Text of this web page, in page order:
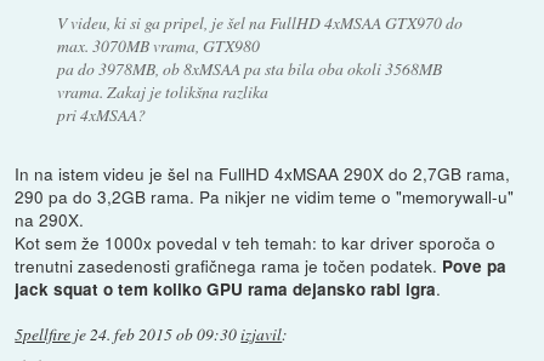
V videu, ki si ga pripel, je šel na FullHD 4xMSAA GTX970 do
max. 3070MB vrama, GTX980
pa do 3978MB, ob 8xMSAA pa sta bila oba okoli 3568MB
vrama. Zakaj je tolikšna razlika
pri 4xMSAA?
In na istem videu je šel na FullHD 4xMSAA 290X do 2,7GB rama,
290 pa do 3,2GB rama. Pa nikjer ne vidim teme o "memorywall-u"
na 290X.
Kot sem že 1000x povedal v teh temah: to kar driver sporoča o
trenutni zasedenosti grafičnega rama je točen podatek. Pove pa
jack squat o tem koliko GPU rama dejansko rabi igra.
5pellfire je24. feb 2015 ob 09:30izjavil: